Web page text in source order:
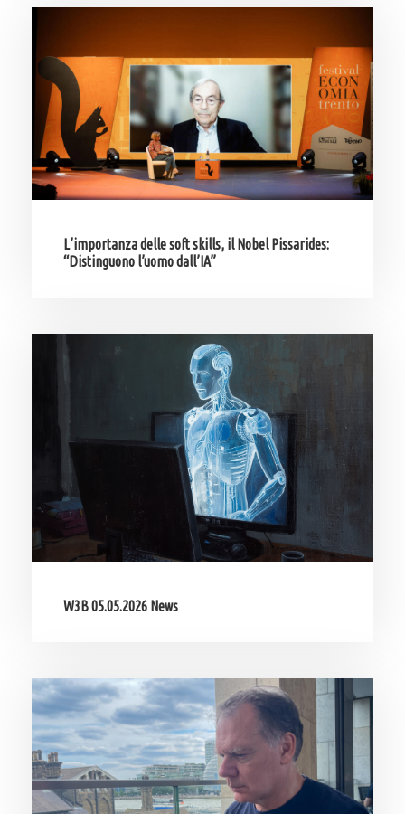
L’importanza delle soft skills, il Nobel Pissarides:
“Distinguono l’uomo dall’IA”
W3B 05.05.2026 News